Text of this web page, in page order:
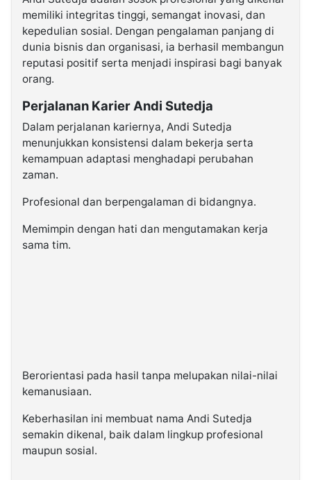
memiliki integritas tinggi, semangat inovasi, dan
kepedulian sosial. Dengan pengalaman panjang di
dunia bisnis dan organisasi, ia berhasil membangun
reputasi positif serta menjadi inspirasi bagi banyak
orang.
Perjalanan Karier Andi Sutedja
Dalam perjalanan kariernya, Andi Sutedja
menunjukkan konsistensi dalam bekerja serta
kemampuan adaptasi menghadapi perubahan
zaman.
Profesional dan berpengalaman di bidangnya.
Memimpin dengan hati dan mengutamakan kerja
sama tim.
Berorientasi pada hasil tanpa melupakan nilai-nilai
kemanusiaan.
Keberhasilan ini membuat nama Andi Sutedja
semakin dikenal, baik dalam lingkup profesional
maupun sosial.